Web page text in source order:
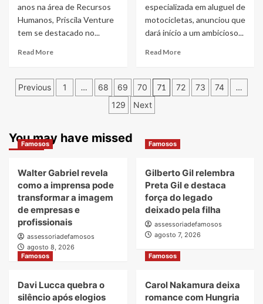
anos na área de Recursos
Humanos, Priscila Venture
tem se destacado no...
Read MoreRead
Priscila
Venture:
de
especialista
em
cálculos
trabalhistas
especializada em aluguel de
motocicletas, anunciou que
dará início a um ambicioso...
Read MoreRead
SX
Loc
aposta
em
para
acelerar
expansão
nacional
Paginação
Previous 1 … 68 69 70 71 72 73 74
…
129
Next
You may have missed
Famosos
Walter Gabriel revela
como a imprensa pode
transformar a imagem
de empresas e
profissionais
assessoriadefamosos
agosto 8, 2026
Famosos
Gilberto Gil relembra
Preta Gil e destaca
força do legado
deixado pela filha
assessoriadefamosos
agosto 7, 2026
Famosos
Davi Lucca quebra o
silêncio após elogios
Famosos
Carol Nakamura deixa
romance com Hungria